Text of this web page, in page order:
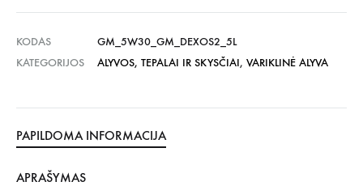
KODAS
GM_5W30_GM_DEXOS2_5L
KATEGORIJOS
ALYVOS, TEPALAI IR SKYSČIAI, VARIKLINĖ ALYVA
PAPILDOMA INFORMACIJA
APRAŠYMAS